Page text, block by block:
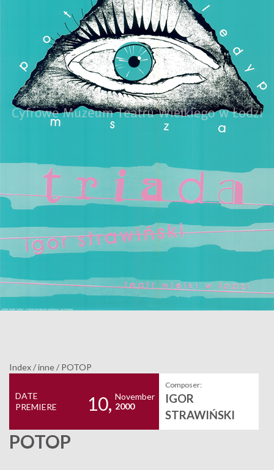
Index/inne/ POTOP
DATE
PREMIERE
10, November
2000
Composer:
IGOR
STRAWIŃSKI
POTOP